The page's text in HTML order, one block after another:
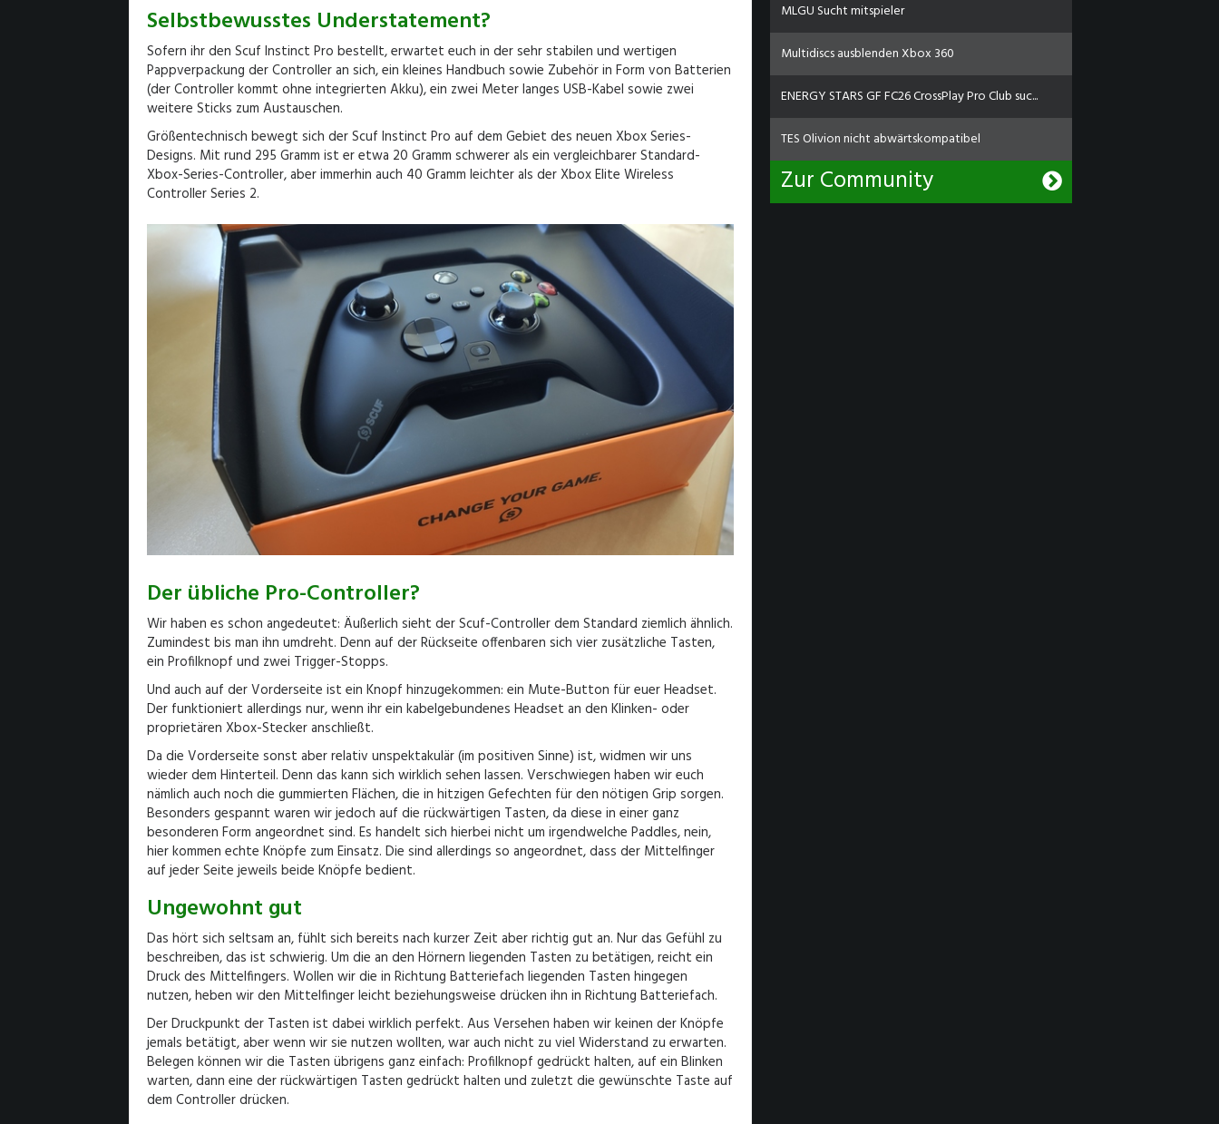
Selbstbewusstes Understatement?
Sofern ihr den Scuf Instinct Pro bestellt, erwartet euch in der sehr stabilen und wertigen
Pappverpackung der Controller an sich, ein kleines Handbuch sowie Zubehör in Form von Batterien
(der Controller kommt ohne integrierten Akku), ein zwei Meter langes USB-Kabel sowie zwei
weitere Sticks zum Austauschen.
Größentechnisch bewegt sich der Scuf Instinct Pro auf dem Gebiet des neuen Xbox Series-
Designs. Mit rund 295 Gramm ist er etwa 20 Gramm schwerer als ein vergleichbarer Standard-
Xbox-Series-Controller, aber immerhin auch 40 Gramm leichter als der Xbox Elite Wireless
Controller Series 2.
Der übliche Pro-Controller?
Wir haben es schon angedeutet: Äußerlich sieht der Scuf-Controller dem Standard ziemlich ähnlich.
Zumindest bis man ihn umdreht. Denn auf der Rückseite offenbaren sich vier zusätzliche Tasten,
ein Profilknopf und zwei Trigger-Stopps.
Und auch auf der Vorderseite ist ein Knopf hinzugekommen: ein Mute-Button für euer Headset.
Der funktioniert allerdings nur, wenn ihr ein kabelgebundenes Headset an den Klinken- oder
proprietären Xbox-Stecker anschließt.
Da die Vorderseite sonst aber relativ unspektakulär (im positiven Sinne) ist, widmen wir uns
wieder dem Hinterteil. Denn das kann sich wirklich sehen lassen. Verschwiegen haben wir euch
nämlich auch noch die gummierten Flächen, die in hitzigen Gefechten für den nötigen Grip sorgen.
Besonders gespannt waren wir jedoch auf die rückwärtigen Tasten, da diese in einer ganz
besonderen Form angeordnet sind. Es handelt sich hierbei nicht um irgendwelche Paddles, nein,
hier kommen echte Knöpfe zum Einsatz. Die sind allerdings so angeordnet, dass der Mittelfinger
auf jeder Seite jeweils beide Knöpfe bedient.
Ungewohnt gut
Das hört sich seltsam an, fühlt sich bereits nach kurzer Zeit aber richtig gut an. Nur das Gefühl zu
beschreiben, das ist schwierig. Um die an den Hörnern liegenden Tasten zu betätigen, reicht ein
Druck des Mittelfingers. Wollen wir die in Richtung Batteriefach liegenden Tasten hingegen
nutzen, heben wir den Mittelfinger leicht beziehungsweise drücken ihn in Richtung Batteriefach.
Der Druckpunkt der Tasten ist dabei wirklich perfekt. Aus Versehen haben wir keinen der Knöpfe
jemals betätigt, aber wenn wir sie nutzen wollten, war auch nicht zu viel Widerstand zu erwarten.
Belegen können wir die Tasten übrigens ganz einfach: Profilknopf gedrückt halten, auf ein Blinken
warten, dann eine der rückwärtigen Tasten gedrückt halten und zuletzt die gewünschte Taste auf
dem Controller drücken.
MLGU Sucht mitspieler
Multidiscs ausblenden Xbox 360
ENERGY STARS GF FC26 CrossPlay Pro Club suc...
TES Olivion nicht abwärtskompatibel
Zur Community